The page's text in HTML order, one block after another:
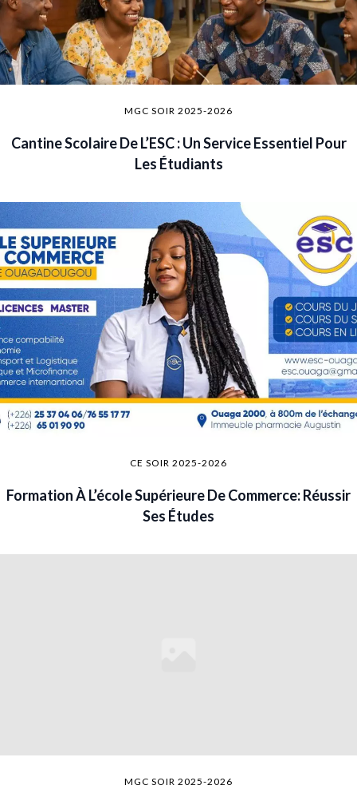
MGC SOIR 2025-2026
Cantine Scolaire De L’ESC : Un Service Essentiel Pour
Les Étudiants
CE SOIR 2025-2026
Formation À L’école Supérieure De Commerce: Réussir
Ses Études
MGC SOIR 2025-2026